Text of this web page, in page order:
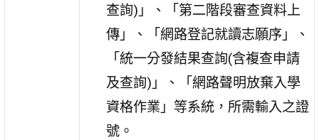
查詢)」、「第二階段審查資料上
傳」、「網路登記就讀志願序」、
「統一分發結果查詢(含複查申請
及查詢)」、「網路聲明放棄入學
資格作業」等系統，所需輸入之證
號。